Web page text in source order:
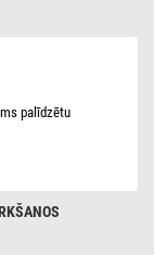
palīdzētu